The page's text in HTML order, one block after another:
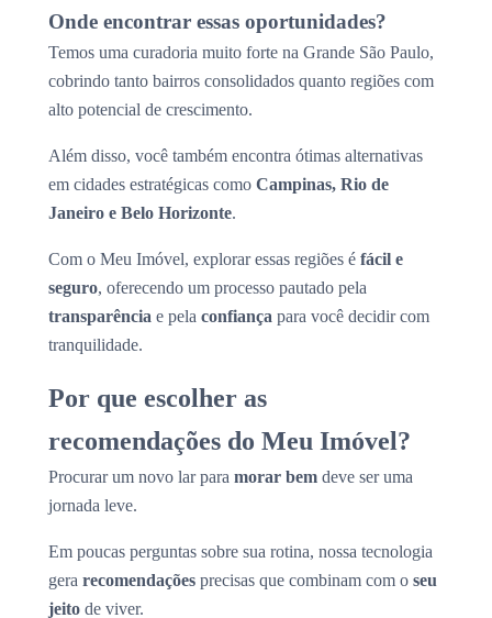
Onde encontrar essas oportunidades?
Temos uma curadoria muito forte na Grande São Paulo,
cobrindo tanto bairros consolidados quanto regiões com
alto potencial de crescimento.
Além disso, você também encontra ótimas alternativas
em cidades estratégicas como Campinas, Rio de
Janeiro e Belo Horizonte.
Com o Meu Imóvel, explorar essas regiões é fácil e
seguro, oferecendo um processo pautado pela
transparência e pela confiança para você decidir com
tranquilidade.
Por que escolher as
recomendações do Meu Imóvel?
Procurar um novo lar para morar bem deve ser uma
jornada leve.
Em poucas perguntas sobre sua rotina, nossa tecnologia
gera recomendações precisas que combinam com o seu
jeito de viver.